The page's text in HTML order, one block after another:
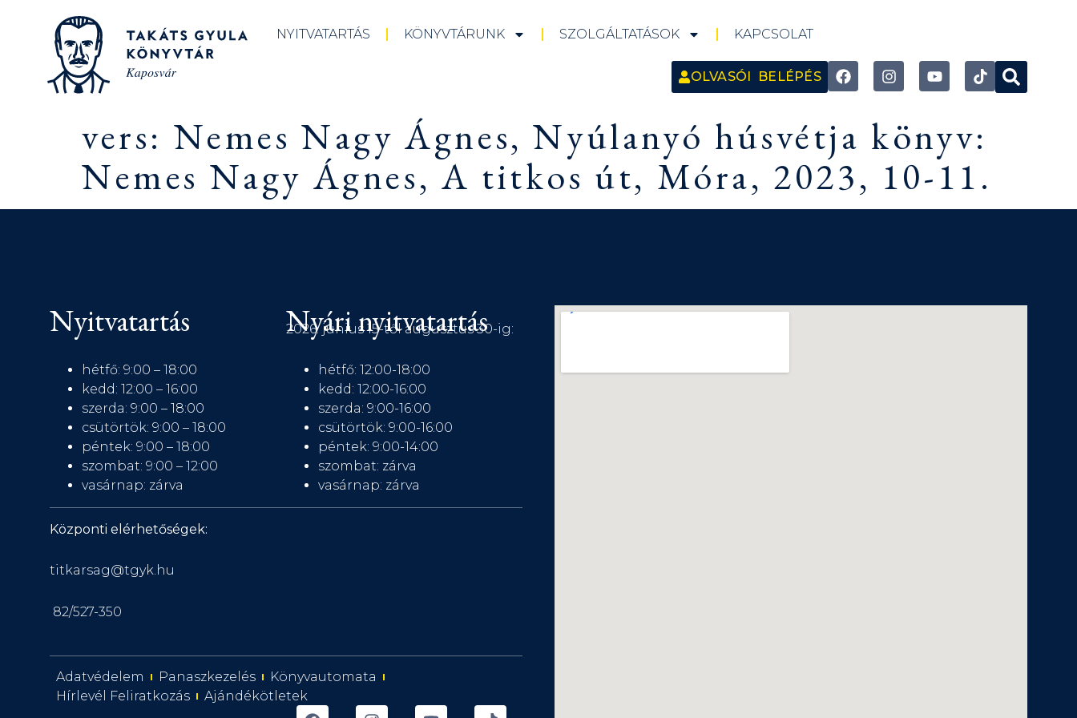
NYITVATARTÁS KÖNYVTÁRUNK SZOLGÁLTATÁSOK KAPCSOLAT
OLVASÓI BELÉPÉS
vers: Nemes Nagy Ágnes, Nyúlanyó húsvétja könyv:
Nemes Nagy Ágnes, A titkos út, Móra, 2023, 10-11.
Nyitvatartás
hétfő: 9:00 – 18:00
kedd: 12:00 – 16:00
szerda: 9:00 – 18:00
csütörtök: 9:00 – 18:00
péntek: 9:00 – 18:00
szombat: 9:00 – 12:00
vasárnap: zárva
Nyári nyitvatartás
2026. június 15-től augusztus 30-ig:
hétfő: 12:00-18:00
kedd: 12:00-16:00
szerda: 9:00-16:00
csütörtök: 9:00-16:00
péntek: 9:00-14:00
szombat: zárva
vasárnap: zárva
Központi elérhetőségek:
titkarsag@tgyk.hu
82/527-350
Adatvédelem Panaszkezelés
Könyvautomata
Hírlevél Feliratkozás
Ajándékötletek